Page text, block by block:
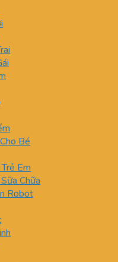
Bé
Em
Chữa
Robot